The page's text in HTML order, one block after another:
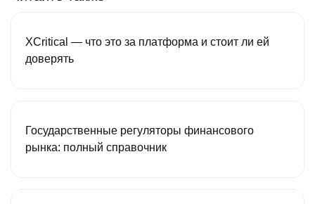
XCritical — что это за платформа и стоит ли ей
доверять
Государственные регуляторы финансового
рынка: полный справочник